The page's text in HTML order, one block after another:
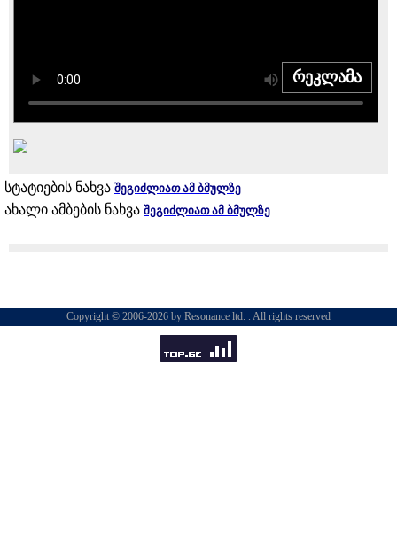
რეკლამა
სტატიების ნახვა შეგიძლიათ ამ ბმულზე
ახალი ამბების ნახვა შეგიძლიათ ამ ბმულზე
Copyright © 2006-2026 by Resonance ltd. . All rights reserved